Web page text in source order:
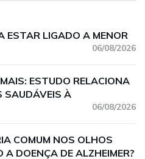
ESTAR LIGADO A MENOR
06/08/2026
ESTUDO RELACIONA
SAUDÁVEIS À
06/08/2026
COMUM NOS OLHOS
DOENÇA DE ALZHEIMER?